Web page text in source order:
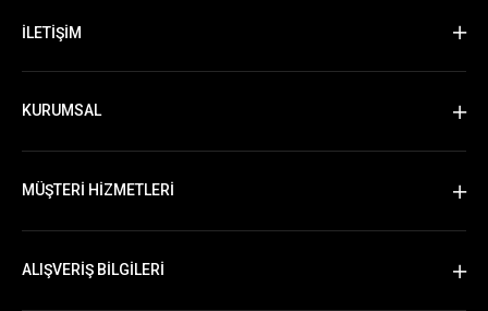
İLETİŞİM
KURUMSAL
MÜŞTERİ HİZMETLERİ
ALIŞVERİŞ BİLGİLERİ